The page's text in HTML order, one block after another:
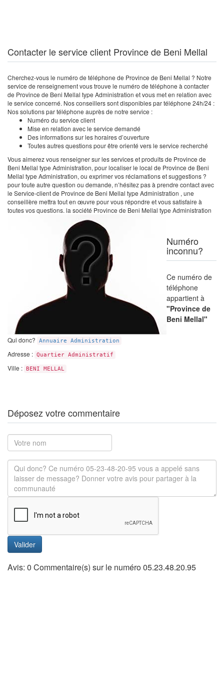
Contacter le service client Province de Beni Mellal
Cherchez-vous le numéro de téléphone de Province de Beni Mellal ? Notre
service de renseignement vous trouve le numéro de téléphone à contacter
de Province de Beni Mellal type Administration et vous met en relation avec
le service concerné. Nos conseillers sont disponibles par téléphone 24h/24 :
Nos solutions par téléphone auprès de notre service :
Numéro du service client
Mise en relation avec le service demandé
Des informations sur les horaires d’ouverture
Toutes autres questions pour être orienté vers le service recherché
Vous aimerez vous renseigner sur les services et produits de Province de
Beni Mellal type Administration, pour localiser le local de Province de Beni
Mellal type Administration, ou exprimer vos réclamations et suggestions ?
pour toute autre question ou demande, n’hésitez pas à prendre contact avec
le Service-client de Province de Beni Mellal type Administration , une
conseillère mettra tout en œuvre pour vous répondre et vous satisfaire à
toutes vos questions. la société Province de Beni Mellal type Administration
Numéro
inconnu?
Ce numéro de
téléphone
appartient à
"Province de
Beni Mellal"
Qui donc? Annuaire Administration
Adresse : Quartier Administratif
Ville : BENI MELLAL
Déposez votre commentaire
Valider
Avis: 0 Commentaire(s) sur le numéro 05.23.48.20.95